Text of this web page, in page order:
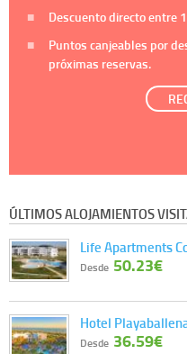
Descuento directo entre
Puntos canjeables por
próximas reservas.
ÚLTIMOS ALOJAMIENTOS
Life Apartments
Desde 50.23€
Hotel
Desde 36.59€